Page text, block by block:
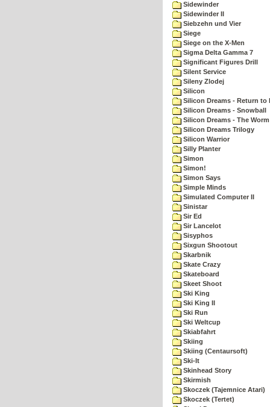
Sidewinder
Sidewinder II
Siebzehn und Vier
Siege
Siege on the X-Men
Sigma Delta Gamma 7
Significant Figures Drill
Silent Service
Sileny Zlodej
Silicon
Silicon Dreams - Return to
Silicon Dreams - Snowball
Silicon Dreams - The
Silicon Dreams Trilogy
Silicon Warrior
Silly Planter
Simon
Simon!
Simon Says
Simple Minds
Simulated Computer II
Sinistar
Sir Ed
Sir Lancelot
Sisyphos
Sixgun Shootout
Skarbnik
Skate Crazy
Skateboard
Skeet Shoot
Ski King
Ski King II
Ski Run
Ski Weltcup
Skiabfahrt
Skiing
Skiing (Centaursoft)
Ski-It
Skinhead Story
Skirmish
Skoczek (Tajemnice Atari)
Skoczek (Tertet)